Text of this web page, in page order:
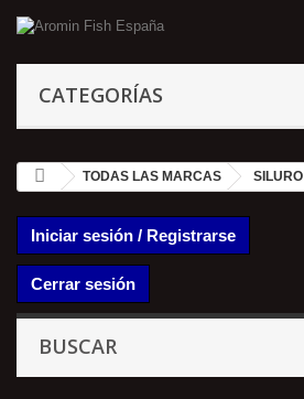
CATEGORÍAS
TODAS LAS MARCAS SILURO
Iniciar sesión / Registrarse
Cerrar sesión
BUSCAR